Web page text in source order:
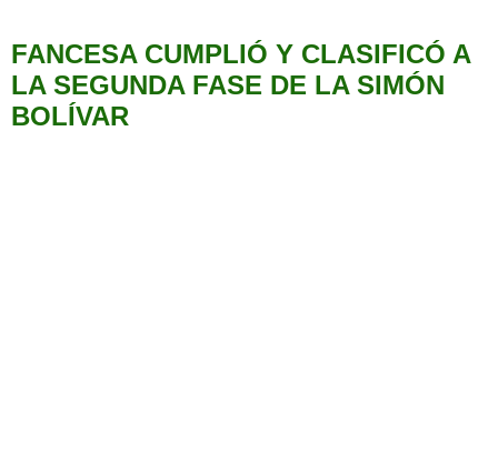
FANCESA CUMPLIÓ Y CLASIFICÓ A
LA SEGUNDA FASE DE LA SIMÓN
BOLÍVAR